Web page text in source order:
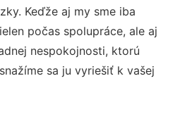
Keďže aj my sme iba
počas spolupráce, ale aj
nespokojnosti, ktorú
sa ju vyriešiť k vašej